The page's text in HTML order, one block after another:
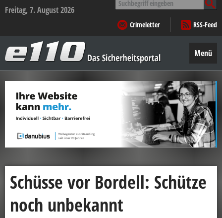
Freitag, 7. August 2026
nach:
Crimeletter
RSS-Feed
–
Das
Sicherheitsportal
Menü
Zum
Inhalt
springen
Schüsse vor Bordell: Schütze
noch unbekannt